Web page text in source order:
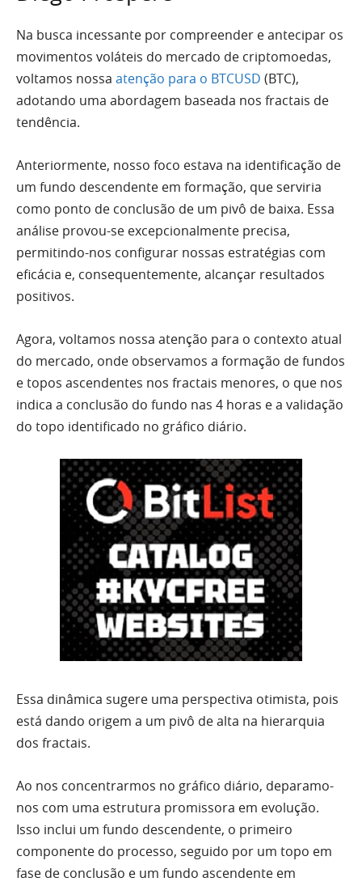
Na busca incessante por compreender e antecipar os
movimentos voláteis do mercado de criptomoedas,
voltamos nossa atenção para o BTCUSD (BTC),
adotando uma abordagem baseada nos fractais de
tendência.
Anteriormente, nosso foco estava na identificação de
um fundo descendente em formação, que serviria
como ponto de conclusão de um pivô de baixa. Essa
análise provou-se excepcionalmente precisa,
permitindo-nos configurar nossas estratégias com
eficácia e, consequentemente, alcançar resultados
positivos.
Agora, voltamos nossa atenção para o contexto atual
do mercado, onde observamos a formação de fundos
e topos ascendentes nos fractais menores, o que nos
indica a conclusão do fundo nas 4 horas e a validação
do topo identificado no gráfico diário.
Essa dinâmica sugere uma perspectiva otimista, pois
está dando origem a um pivô de alta na hierarquia
dos fractais.
Ao nos concentrarmos no gráfico diário, deparamo-
nos com uma estrutura promissora em evolução.
Isso inclui um fundo descendente, o primeiro
componente do processo, seguido por um topo em
fase de conclusão e um fundo ascendente em